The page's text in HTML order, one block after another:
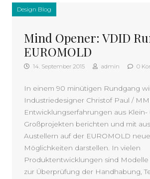
Design Blog
Mind Opener: VDID
EUROMOLD
14. September 2015 admin 0
In einem 90 minütigen Rundgang
Industriedesigner Christof Paul /
Entwicklungserfahrungen aus Klein-
Großprojekten berichten und mit
Austellern auf der EUROMOLD neue
Möglichkeiten darstellen. In vielen
Produktentwicklungen sind
zur Überprüfung der Handhabung,